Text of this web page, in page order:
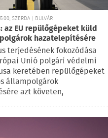
SZERDA | BULVÁR
az EU repülőgépeket küld
hazatelepítésére
terjedésének fokozódása
Unió polgári védelmi
keretében repülőgépeket
állampolgárok
azt követen,